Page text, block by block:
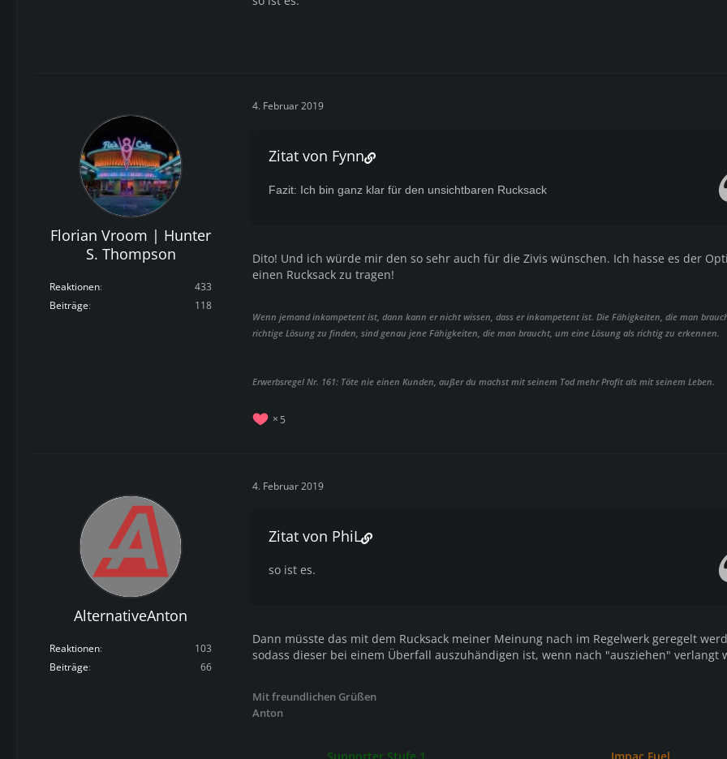
Florian Vroom | Hunter
S. Thompson
Reaktionen
433
Beiträge
118
4. Februar 2019
Zitat von Fynn
Fazit: Ich bin ganz klar für den unsichtbaren Rucksack
Dito! Und ich würde mir den so sehr auch für die Zivis wünschen. Ich hasse es der
einen Rucksack zu tragen!
Wenn jemand inkompetent ist, dann kann er nicht wissen, dass er inkompetent ist. Die Fähigkeiten, die man
richtige Lösung zu finden, sind genau jene Fähigkeiten, die man braucht, um eine Lösung als richtig zu erkennen.
Erwerbsregel Nr. 161: Töte nie einen Kunden, außer du machst mit seinem Tod mehr Profit als mit seinem Leben.
5
AlternativeAnton
Reaktionen
103
Beiträge
66
4. Februar 2019
Zitat von PhiL
so ist es.
Dann müsste das mit dem Rucksack meiner Meinung nach im Regelwerk geregelt
sodass dieser bei einem Überfall auszuhändigen ist, wenn nach "ausziehen" verlangt
Mit freundlichen Grüßen
Anton